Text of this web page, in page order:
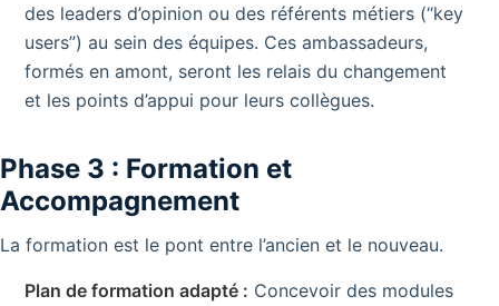
des leaders d’opinion ou des référents métiers (“key
users”) au sein des équipes. Ces ambassadeurs,
formés en amont, seront les relais du changement
et les points d’appui pour leurs collègues.
Phase 3 : Formation et
Accompagnement
La formation est le pont entre l’ancien et le nouveau.
Plan de formation adapté : Concevoir des modules